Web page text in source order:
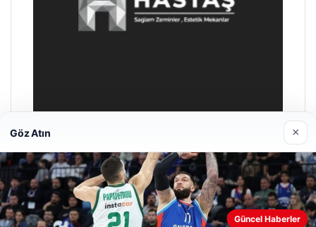
Enes Kaplan Avukatlık Bürosu
04/28/2026
Göz Atın ×
Güncel Haberler